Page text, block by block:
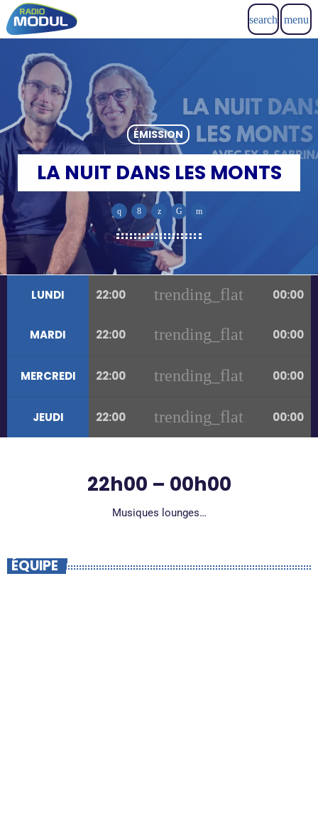
search menu
ÉMISSION
LA NUIT DANS LES MONTS
LUNDI 22:00 trending_flat 00:00
MARDI 22:00 trending_flat 00:00
MERCREDI 22:00 trending_flat 00:00
JEUDI 22:00 trending_flat 00:00
22h00 – 00h00
Musiques lounges…
ÉQUIPE